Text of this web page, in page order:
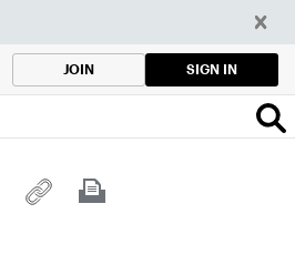
JOIN SIGN IN